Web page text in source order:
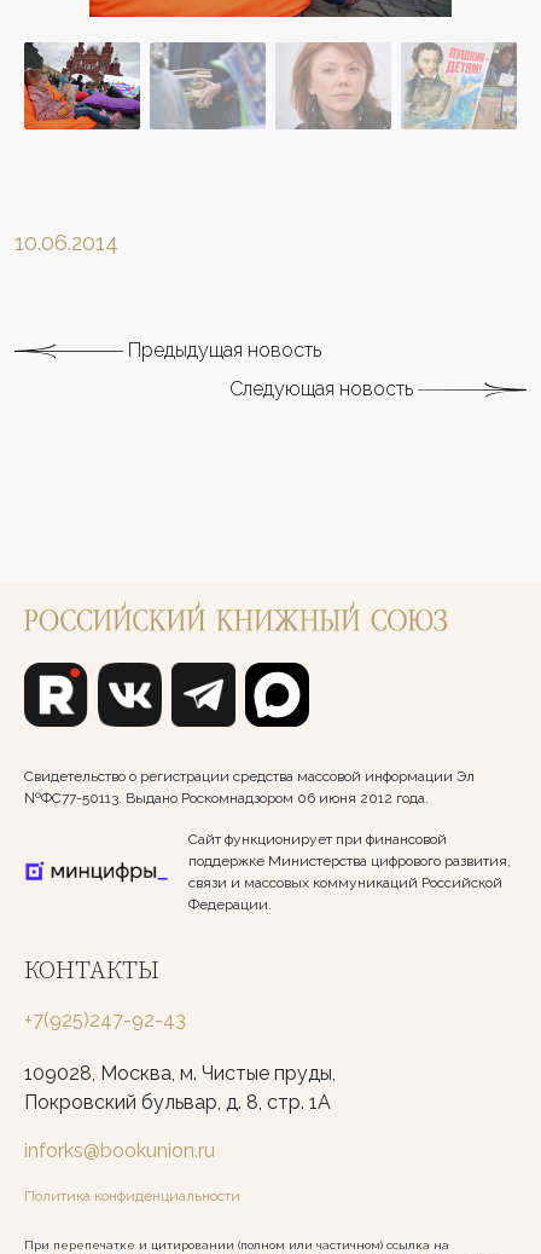
10.06.2014
Предыдущая новость
Следующая новость
Свидетельство о регистрации средства массовой информации Эл
№ФС77-50113. Выдано Роскомнадзором 06 июня 2012 года.
Сайт функционирует при финансовой
поддержке Министерства цифрового развития,
связи и массовых коммуникаций Российской
Федерации.
КОНТАКТЫ
+7(925)247-92-43
109028, Москва, м. Чистые пруды,
Покровский бульвар, д. 8, стр. 1А
inforks@bookunion.ru
Политика конфиденциальности
При перепечатке и цитировании (полном или частичном) ссылка на